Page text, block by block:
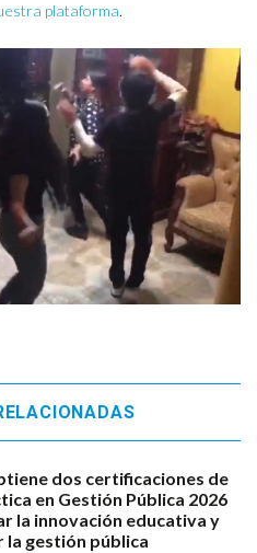
plataforma.
dos certificaciones de
en Gestión Pública 2026
la innovación educativa y
la gestión pública